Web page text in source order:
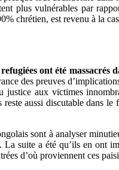
plus vulnérables par
chrétien, est revenu à la
ont été
des preuves
aux victimes
aussi discutable dans
sont à analyser
suite a été qu’ils en ont
d’où proviennent ces